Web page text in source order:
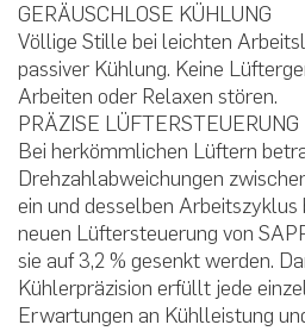
GERÄUSCHLOSE KÜHLUNG
Völlige Stille bei leichten
passiver Kühlung. Keine
Arbeiten oder Relaxen stören.
PRÄZISE LÜFTERSTEUERUNG
Bei herkömmlichen Lüftern
Drehzahlabweichungen
ein und desselben Arbeitszyklus
neuen Lüftersteuerung von
sie auf 3,2 % gesenkt werden.
Kühlerpräzision erfüllt jede
Erwartungen an Kühlleistung